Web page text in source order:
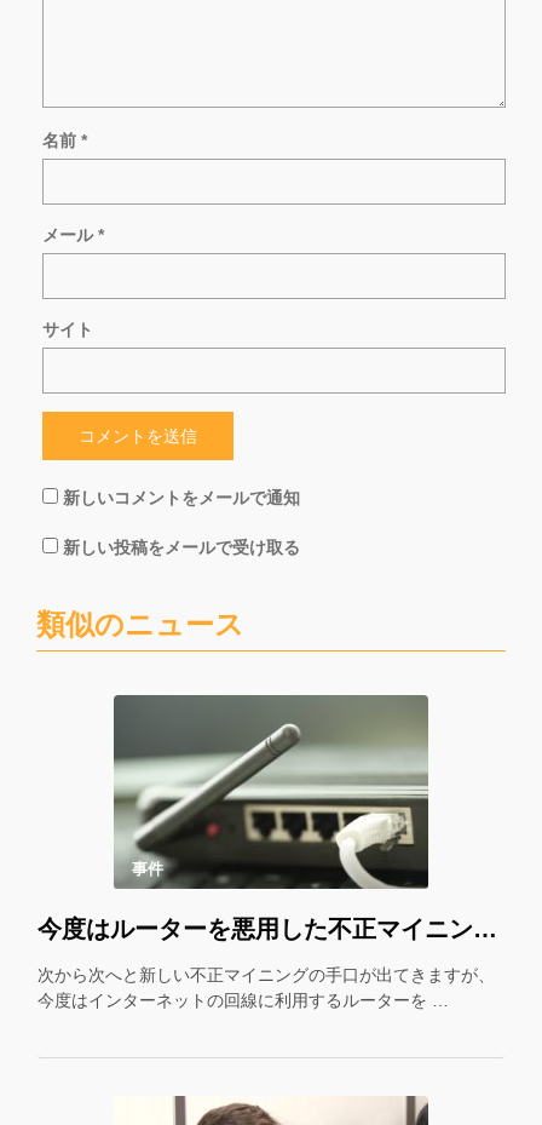
名前 *
メール*
サイト
新しいコメントをメールで通知
新しい投稿をメールで受け取る
類似のニュース
事件
今度はルーターを悪用した不正マイニング？ 悪質なマルウェアが拡散中！
次から次へと新しい不正マイニングの手口が出てきますが、
今度はインターネットの回線に利用するルーターを …